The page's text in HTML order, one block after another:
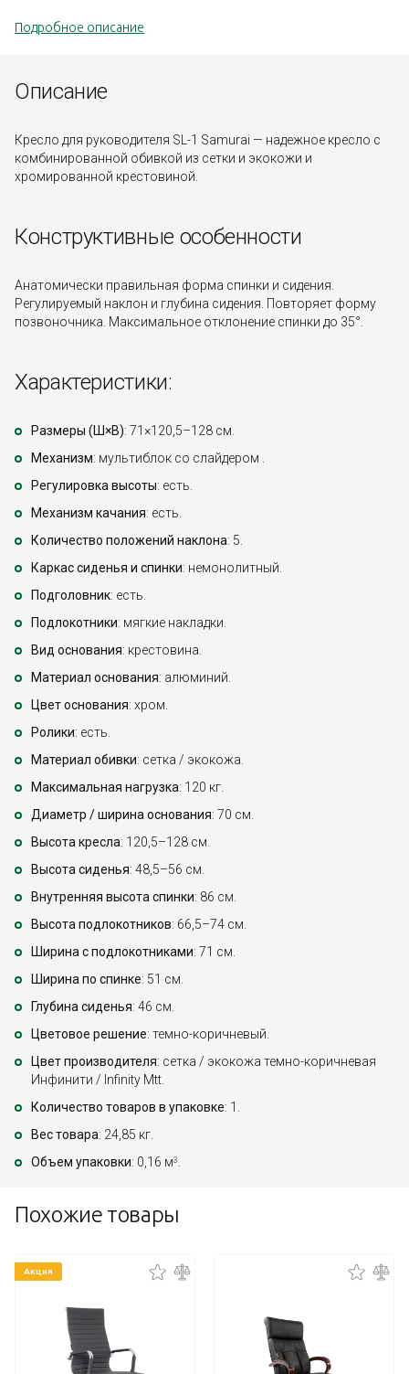
Подробное описание
Описание
Кресло для руководителя SL-1 Samurai — надежное кресло с
комбинированной обивкой из сетки и экокожи и
хромированной крестовиной.
Конструктивные особенности
Анатомически правильная форма спинки и сидения.
Регулируемый наклон и глубина сидения. Повторяет форму
позвоночника. Максимальное отклонение спинки до 35°.
Характеристики:
Размеры (Ш×В): 71×120,5–128 см.
Механизм: мультиблок со слайдером .
Регулировка высоты: есть.
Механизм качания: есть.
Количество положений наклона: 5.
Каркас сиденья и спинки: немонолитный.
Подголовник: есть.
Подлокотники: мягкие накладки.
Вид основания: крестовина.
Материал основания: алюминий.
Цвет основания: хром.
Ролики: есть.
Материал обивки: сетка / экокожа.
Максимальная нагрузка: 120 кг.
Диаметр / ширина основания: 70 см.
Высота кресла: 120,5–128 см.
Высота сиденья: 48,5–56 см.
Внутренняя высота спинки: 86 см.
Высота подлокотников: 66,5–74 см.
Ширина с подлокотниками: 71 см.
Ширина по спинке: 51 см.
Глубина сиденья: 46 см.
Цветовое решение: темно-коричневый.
Цвет производителя: сетка / экокожа темно-коричневая
Инфинити / Infinity Mtt.
Количество товаров в упаковке: 1.
Вес товара: 24,85 кг.
Объем упаковки: 0,16 м3
Похожие товары
Акция